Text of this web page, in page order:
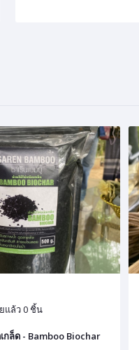
แล้ว 0 ชิ้น
กล็ด - Bamboo Biochar